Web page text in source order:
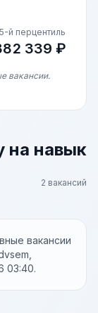
й перцентиль
339 ₽
вакансии.
на навык
2 вакансий
вакансии
03:40.